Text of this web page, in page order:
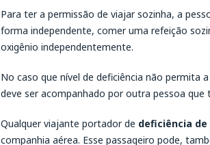
Para ter a permissão de viajar sozinha, a
forma independente, comer uma refeição
oxigênio independentemente.
No caso que nível de deficiência não permita
deve ser acompanhado por outra pessoa
Qualquer viajante portador de deficiência
companhia aérea. Esse passageiro pode,